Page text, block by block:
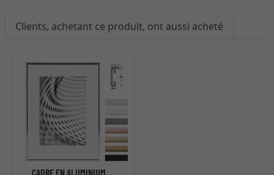
Clients, achetant ce produit, ont aussi acheté
CADRE EN ALUMINIUM AMELIA